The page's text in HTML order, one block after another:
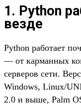
1. Python
везде
Python работает
— от карманных
серверов сети.
Windows, Linux/
2.0 и выше, Palm